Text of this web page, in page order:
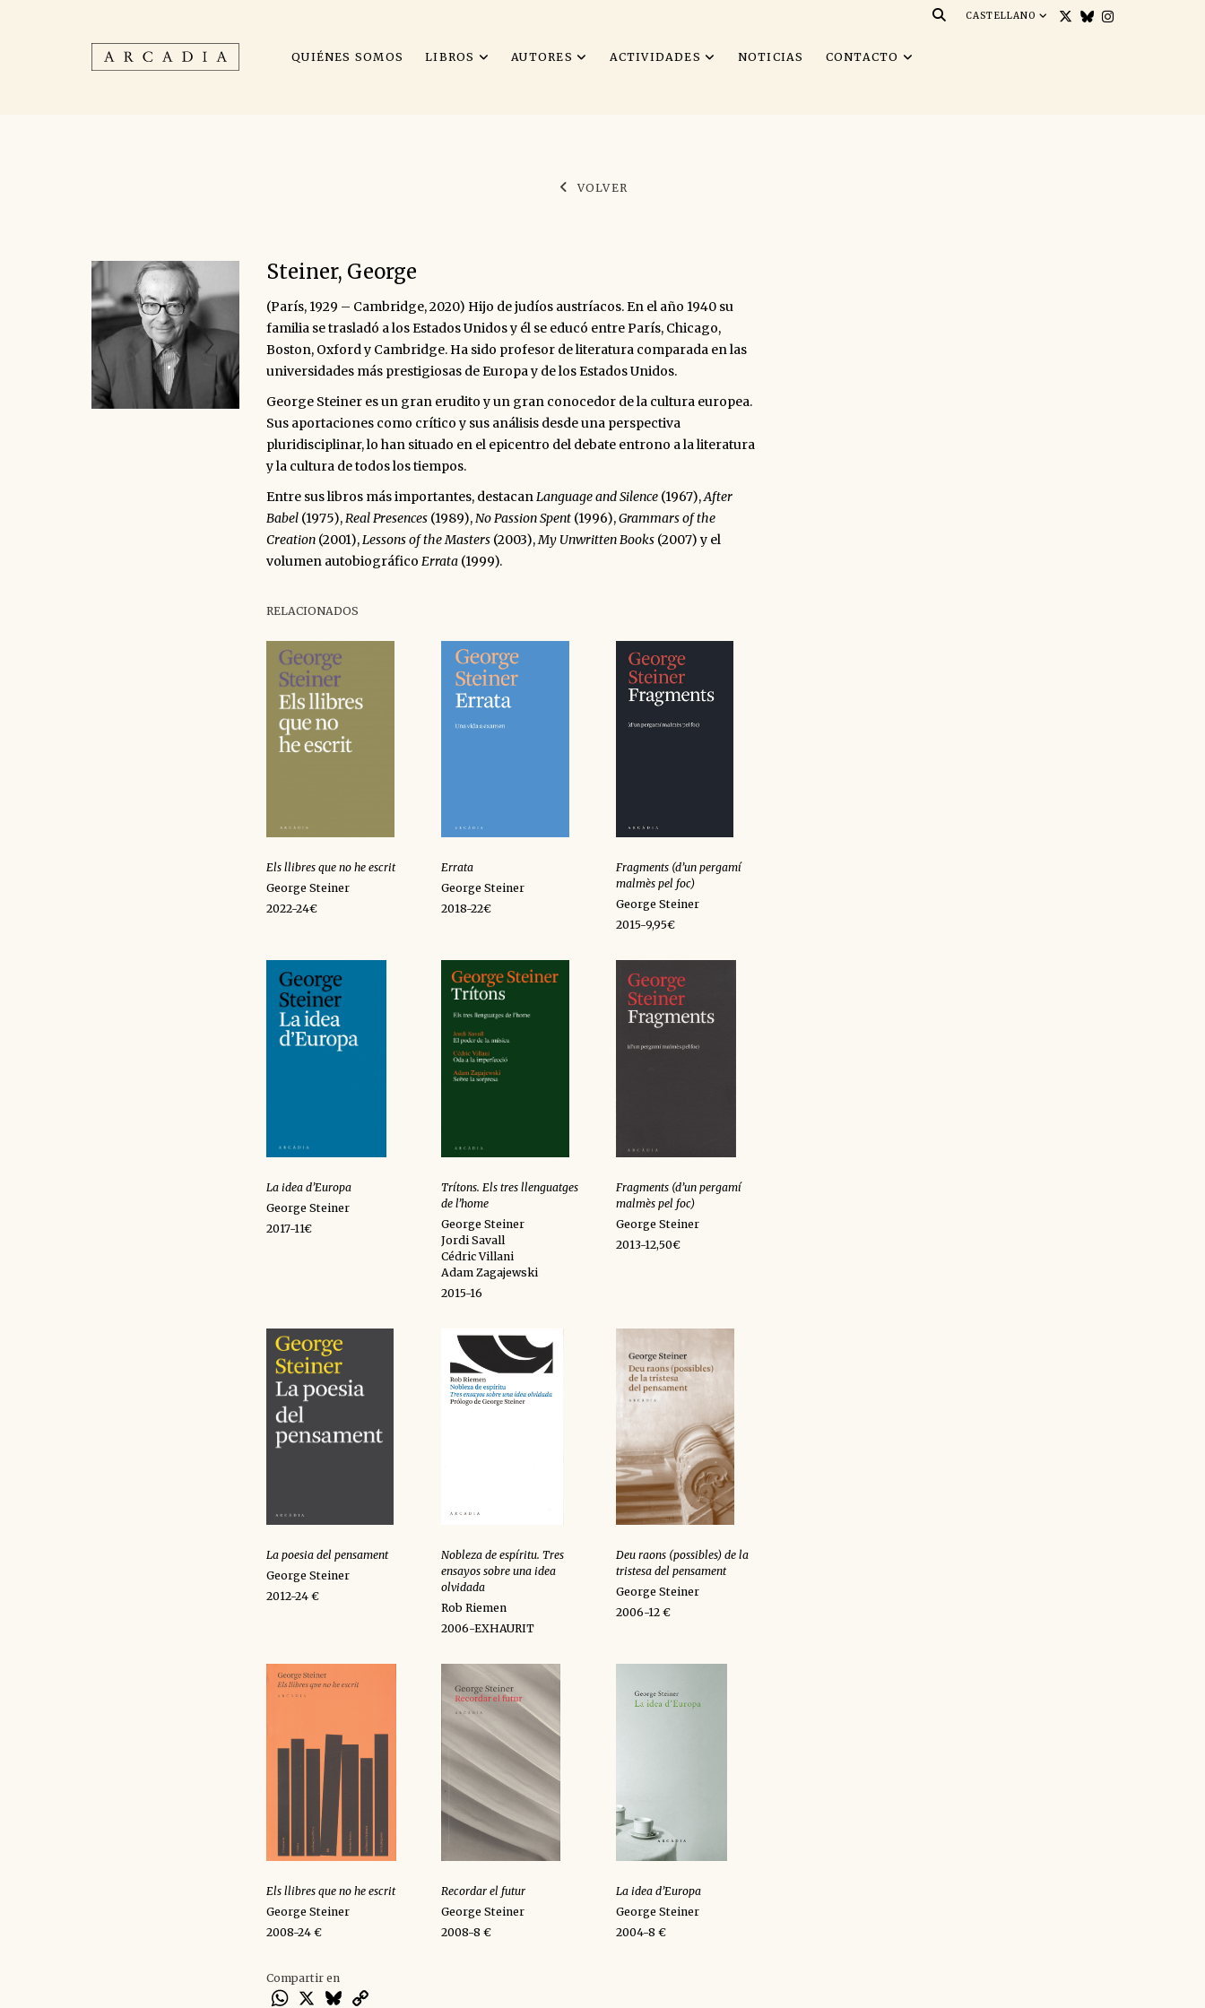
QUIÉNES SOMOS LIBROS AUTORES ACTIVIDADES NOTICIAS CONTACTO
CASTELLANO
VOLVER
Steiner, George
(París, 1929 – Cambridge, 2020) Hijo de judíos austríacos. En el año 1940 su
familia se trasladó a los Estados Unidos y él se educó entre París, Chicago,
Boston, Oxford y Cambridge. Ha sido profesor de literatura comparada en las
universidades más prestigiosas de Europa y de los Estados Unidos.
George Steiner es un gran erudito y un gran conocedor de la cultura europea.
Sus aportaciones como crítico y sus análisis desde una perspectiva
pluridisciplinar, lo han situado en el epicentro del debate entrono a la literatura
y la cultura de todos los tiempos.
Entre sus libros más importantes, destacanLanguage and Silence (1967),After
Babel (1975),Real Presences (1989),No Passion Spent (1996),Grammars of the
Creation (2001),Lessons of the Masters (2003),My Unwritten Books (2007) y el
volumen autobiográfico Errata (1999).
RELACIONADOS
Els llibres que no he escrit
George Steiner
2022-24€
Errata
George Steiner
2018-22€
Fragments (d’un pergamí
malmès pel foc)
George Steiner
2015-9,95€
La idea d’Europa
George Steiner
2017-11€
Trítons. Els tres llenguatges
de l’home
George Steiner
Jordi Savall
Cédric Villani
Adam Zagajewski
2015-16
Fragments (d’un pergamí
malmès pel foc)
George Steiner
2013-12,50€
La poesia del pensament
George Steiner
2012-24 €
Nobleza de espíritu. Tres
ensayos sobre una idea
olvidada
Rob Riemen
2006-EXHAURIT
Deu raons (possibles) de la
tristesa del pensament
George Steiner
2006-12 €
Els llibres que no he escrit
George Steiner
2008-24 €
Recordar el futur
George Steiner
2008-8 €
La idea d’Europa
George Steiner
2004-8 €
Compartir en
WhatsApp
X Bluesky